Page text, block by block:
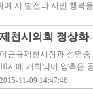
여 시 발전과 시민 행복
제천시의회 정상화
이근규제천시장과 성명
10시에 개최되어 양측은
2015-11-09 14:47:46